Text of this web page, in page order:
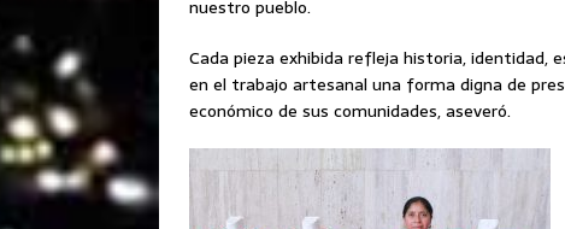
nuestro pueblo.
Cada pieza exhibida refleja historia, identidad,
en el trabajo artesanal una forma digna de
económico de sus comunidades, aseveró.